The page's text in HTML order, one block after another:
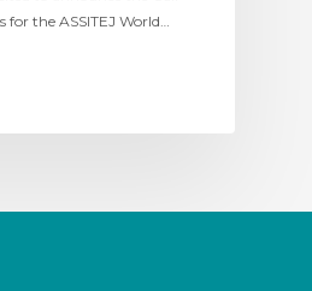
the ASSITEJ World…